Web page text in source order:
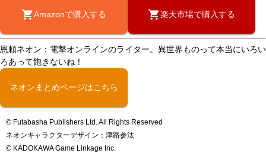
Amazonで購入する 楽天市場で購入する
恩頼ネオン：電撃オンラインのライター。異世界ものって本当にいろい
ろあって飽きないね！
ネオンまとめページはこちら
© Futabasha Publishers Ltd. All Rights Reserved
ネオンキャラクターデザイン：津路参汰
© KADOKAWA Game Linkage Inc.